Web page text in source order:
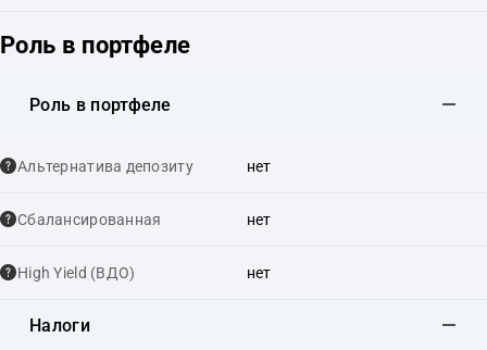
Роль в портфеле
Роль в портфеле
Альтернатива депозиту нет
Сбалансированная нет
High Yield (ВДО) нет
Налоги